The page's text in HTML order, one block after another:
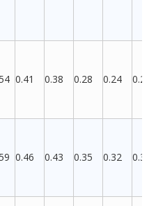
0.41 0.38 0.28 0.24 0.21
0.46 0.43 0.35 0.32 0.30